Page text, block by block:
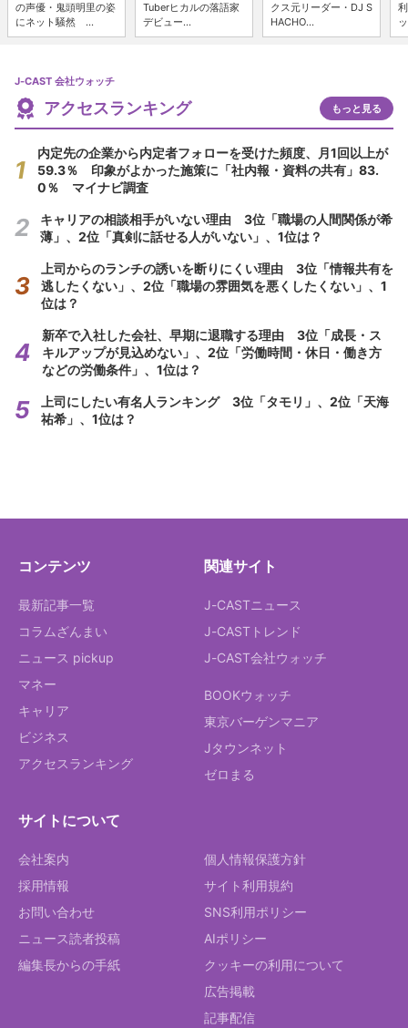
の声優・鬼頭明里の姿
にネット騒然 ...
Tuberヒカルの落語家
デビュー...
クス元リーダー・DJ S
HACHO...
J-CAST 会社ウォッチ
アクセスランキング もっと見る
内定先の企業から内定者フォローを受けた頻度、月1回以上が
59.3％ 印象がよかった施策に「社内報・資料の共有」83.
0％ マイナビ調査
キャリアの相談相手がいない理由 3位「職場の人間関係が希
薄」、2位「真剣に話せる人がいない」、1位は？
上司からのランチの誘いを断りにくい理由 3位「情報共有を
逃したくない」、2位「職場の雰囲気を悪くしたくない」、1
位は？
新卒で入社した会社、早期に退職する理由 3位「成長・ス
キルアップが見込めない」、2位「労働時間・休日・働き方
などの労働条件」、1位は？
上司にしたい有名人ランキング 3位「タモリ」、2位「天海
祐希」、1位は？
コンテンツ
最新記事一覧
コラムざんまい
ニュース pickup
マネー
キャリア
ビジネス
アクセスランキング
関連サイト
J-CASTニュース
J-CASTトレンド
J-CAST会社ウォッチ
BOOKウォッチ
東京バーゲンマニア
Jタウンネット
ゼロまる
サイトについて
会社案内
採用情報
お問い合わせ
ニュース読者投稿
編集長からの手紙
個人情報保護方針
サイト利用規約
SNS利用ポリシー
AIポリシー
クッキーの利用について
広告掲載
記事配信